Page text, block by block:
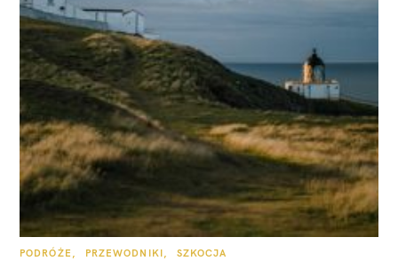
K
PODRÓŻE PRZEWODNIKI SZKOCJA